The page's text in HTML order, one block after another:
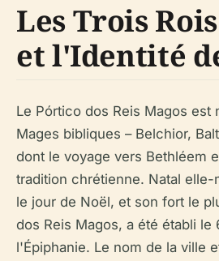
Les Trois
et l'Identité
Le Pórtico dos Reis Magos est
Mages bibliques – Belchior,
dont le voyage vers Bethléem
tradition chrétienne. Natal
le jour de Noël, et son fort le
dos Reis Magos, a été établi le
l'Épiphanie. Le nom de la ville